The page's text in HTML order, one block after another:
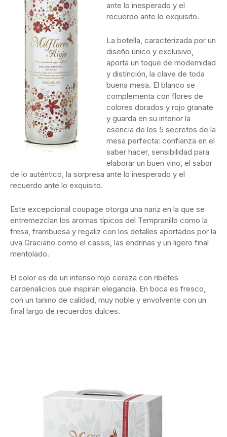
ante lo inesperado y el
recuerdo ante lo exquisito.
La botella, caracterizada por un
diseño único y exclusivo,
aporta un toque de modernidad
y distinción, la clave de toda
buena mesa. El blanco se
complementa con flores de
colores dorados y rojo granate
y guarda en su interior la
esencia de los 5 secretos de la
mesa perfecta: confianza en el
saber hacer, sensibilidad para
elaborar un buen vino, el sabor
de lo auténtico, la sorpresa ante lo inesperado y el
recuerdo ante lo exquisito.
Este excepcional coupage otorga una nariz en la que se
entremezclan los aromas típicos del Tempranillo como la
fresa, frambuesa y regaliz con los detalles aportados por la
uva Graciano como el cassis, las endrinas y un ligero final
mentolado.
El color es de un intenso rojo cereza con ribetes
cardenalicios que inspiran elegancia. En boca es fresco,
con un tanino de calidad, muy noble y envolvente con un
final largo de recuerdos dulces.